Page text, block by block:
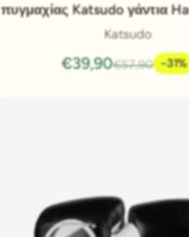
πυγμαχίας Katsudo γάντια
Katsudo
€39,90€57,90 -31%